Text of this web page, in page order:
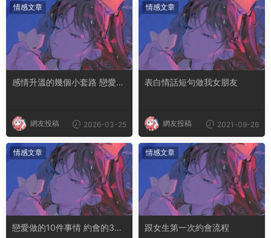
情感文章
感情升溫的幾個小套路 戀愛冷
網友投稿 2026-03-25
情感文章
表白情話短句做我女朋友
網友投稿 2021-09-26
情感文章
戀愛做的10件事情 約會的30
情感文章
跟女生第一次約會流程